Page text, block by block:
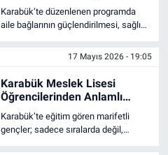
Karabük’te düzenlenen programda
aile bağlarının güçlendirilmesi, sağlıklı
edilmesi ve çevre bilincinin artırılması
17 Mayıs 2026 - 19:05
Karabük Meslek Lisesi
Öğrencilerinden Anlamlı
Dokunuş
Karabük’te eğitim gören marifetli
gençler; sadece sıralarda değil,